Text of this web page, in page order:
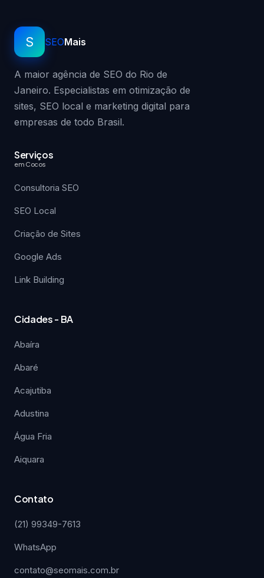
S SEOMais
A maior agência de SEO do Rio de
Janeiro. Especialistas em otimização de
sites, SEO local e marketing digital para
empresas de todo Brasil.
Serviços
em Cocos
Consultoria SEO
SEO Local
Criação de Sites
Google Ads
Link Building
Cidades - BA
Abaíra
Abaré
Acajutiba
Adustina
Água Fria
Aiquara
Contato
(21) 99349-7613
WhatsApp
contato@seomais.com.br